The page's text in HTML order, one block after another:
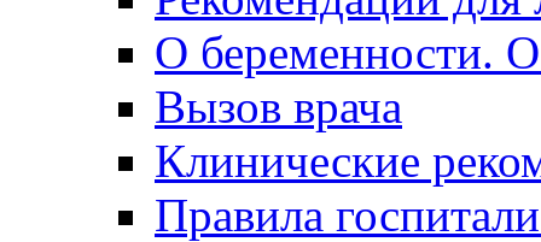
О беременности.
Вызов врача
Клинические
Правила